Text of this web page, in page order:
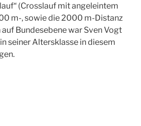
(Crosslauf mit angeleintem
m-, sowie die 2000 m-Distanz
Bundesebene war Sven Vogt
seiner Altersklasse in diesem